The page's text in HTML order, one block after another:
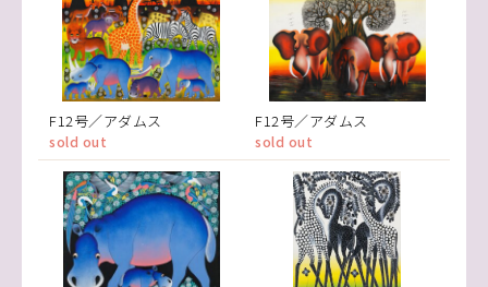
F12号／アダムス
sold out
F12号／アダムス
sold out